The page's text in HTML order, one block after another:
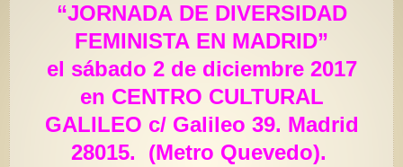
“JORNADA DE DIVERSIDAD
FEMINISTA EN MADRID”
el sábado 2 de diciembre 2017
en CENTRO CULTURAL
GALILEO c/ Galileo 39. Madrid
28015. (Metro Quevedo).